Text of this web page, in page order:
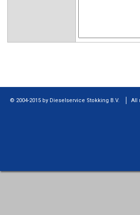
© 2004-2015 by Dieselservice Stokking B.V. All